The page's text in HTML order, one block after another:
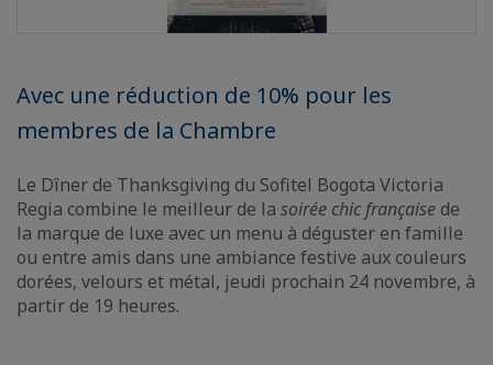
Avec une réduction de 10% pour les
membres de la Chambre
Le Dîner de Thanksgiving du Sofitel Bogota Victoria
Regia combine le meilleur de la soirée chic françaisede
la marque de luxe avec un menu à déguster en famille
ou entre amis dans une ambiance festive aux couleurs
dorées, velours et métal, jeudi prochain 24 novembre, à
partir de 19 heures.